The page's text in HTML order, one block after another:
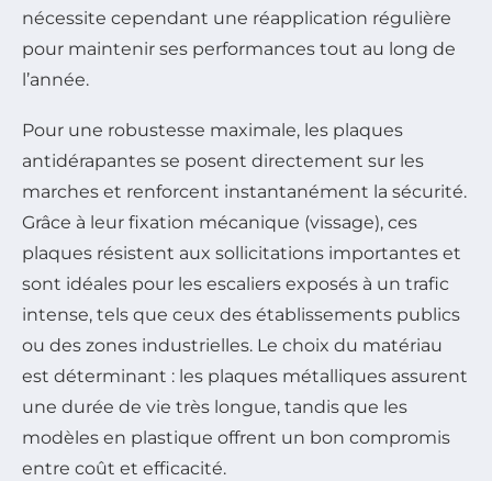
nécessite cependant une réapplication régulière
pour maintenir ses performances tout au long de
l’année.
Pour une robustesse maximale, les plaques
antidérapantes se posent directement sur les
marches et renforcent instantanément la sécurité.
Grâce à leur fixation mécanique (vissage), ces
plaques résistent aux sollicitations importantes et
sont idéales pour les escaliers exposés à un trafic
intense, tels que ceux des établissements publics
ou des zones industrielles. Le choix du matériau
est déterminant : les plaques métalliques assurent
une durée de vie très longue, tandis que les
modèles en plastique offrent un bon compromis
entre coût et efficacité.